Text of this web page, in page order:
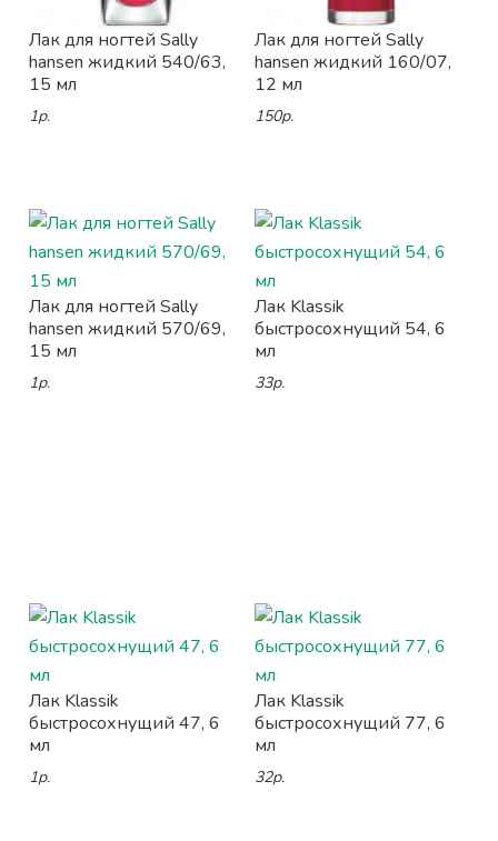
Лак для ногтей Sally
hansen жидкий 540/63,
15 мл
1р.
Лак для ногтей Sally
hansen жидкий 160/07,
12 мл
150р.
Лак для ногтей Sally
hansen жидкий 570/69,
15 мл
1р.
Лак Klassik
быстросохнущий 54, 6
мл
33р.
Лак Klassik
быстросохнущий 47, 6
мл
1р.
Лак Klassik
быстросохнущий 77, 6
мл
32р.